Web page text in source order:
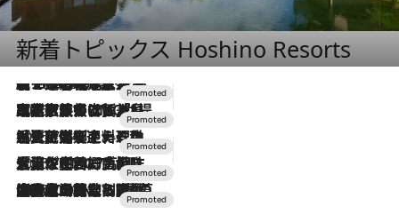
新着トピックス Hoshino Resorts
2026.8.7
【トンボの足水浴】ヒノキの香りに包まれて涼感マックス！約13℃の湧水かけ流しを避暑地「星野温泉 トンボの湯」で体験
2026.7.31
【ホテル帰省】という選択肢をOMOが提案。家族とほどよい距離を保つには「昼は実家、夜は気兼ねなくホテルで！」
2026.7.24
【夏限定ディナーコース】旬を迎える稚鮎や花ズッキーニなどをイタリア・トスカーナの郷土料理の手法で満喫！
2026.7.17
「土佐和ハーブかき氷」がOMO7高知に登場！生姜、山椒、大葉など目にも舌にも涼を呼ぶ郷土の味
2026.7.10
NEW OPEN！【界 草津】名湯の地に誕生。趣の異なる2種の温泉と上州ならではの会席・蕎麦割烹など美食を味わう究極の癒やし旅